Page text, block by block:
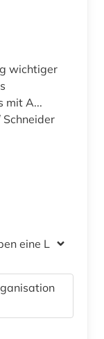
wichtiger
mit A...
eine Lizenz